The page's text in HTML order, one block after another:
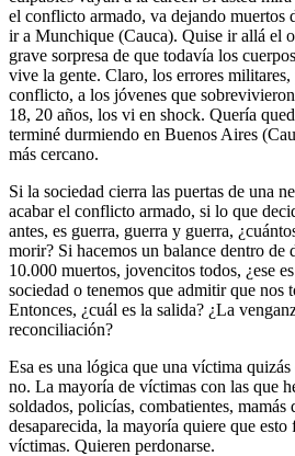
el conflicto armado, va dejando muertos
ir a Munchique (Cauca). Quise ir allá el
grave sorpresa de que todavía los
vive la gente. Claro, los errores
conflicto, a los jóvenes que
18, 20 años, los vi en shock. Quería
terminé durmiendo en Buenos Aires
más cercano.
Si la sociedad cierra las puertas de una
acabar el conflicto armado, si lo que
antes, es guerra, guerra y guerra,
morir? Si hacemos un balance dentro de
10.000 muertos, jovencitos todos, ¿ese
sociedad o tenemos que admitir que nos
Entonces, ¿cuál es la salida? ¿La
reconciliación?
Esa es una lógica que una víctima
no. La mayoría de víctimas con las que
soldados, policías, combatientes, mamás
desaparecida, la mayoría quiere que
víctimas. Quieren perdonarse.